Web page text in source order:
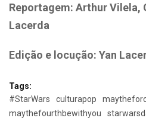
Reportagem: Arthur Vilela,
Lacerda
Edição e locução: Yan
Tags:
#StarWars
culturapop
maythefourthbewithyou